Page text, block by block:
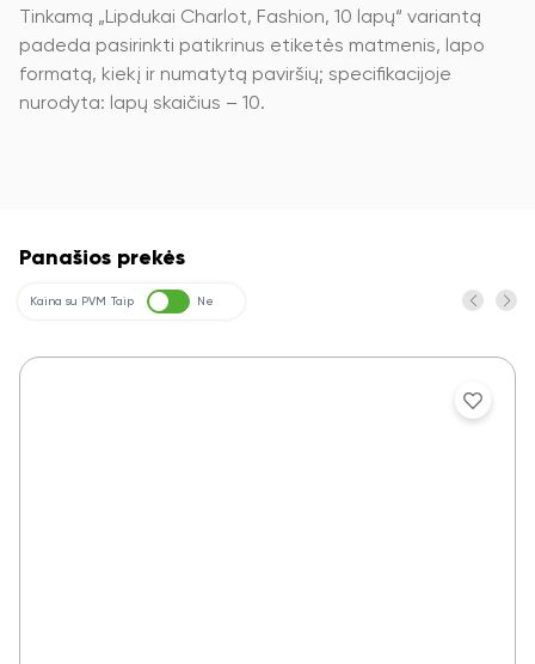
Tinkamą „Lipdukai Charlot, Fashion, 10 lapų“ variantą
padeda pasirinkti patikrinus etiketės matmenis, lapo
formatą, kiekį ir numatytą paviršių; specifikacijoje
nurodyta: lapų skaičius – 10.
Panašios prekės
Kaina su PVM Taip Ne